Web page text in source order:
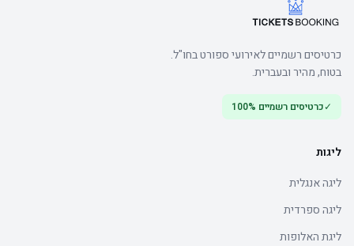
כרטיסים רשמיים לאירועי ספורט בחו"ל.
בטוח, מהיר ובעברית.
✓כרטיסים רשמיים 100%
ליגות
ליגה אנגלית
ליגה ספרדית
ליגת האלופות